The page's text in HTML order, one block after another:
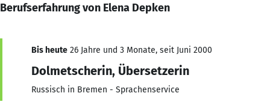
Berufserfahrung von Elena Depken
Bis heute 26 Jahre und 3 Monate, seit Juni 2000
Dolmetscherin, Übersetzerin
Russisch in Bremen - Sprachenservice